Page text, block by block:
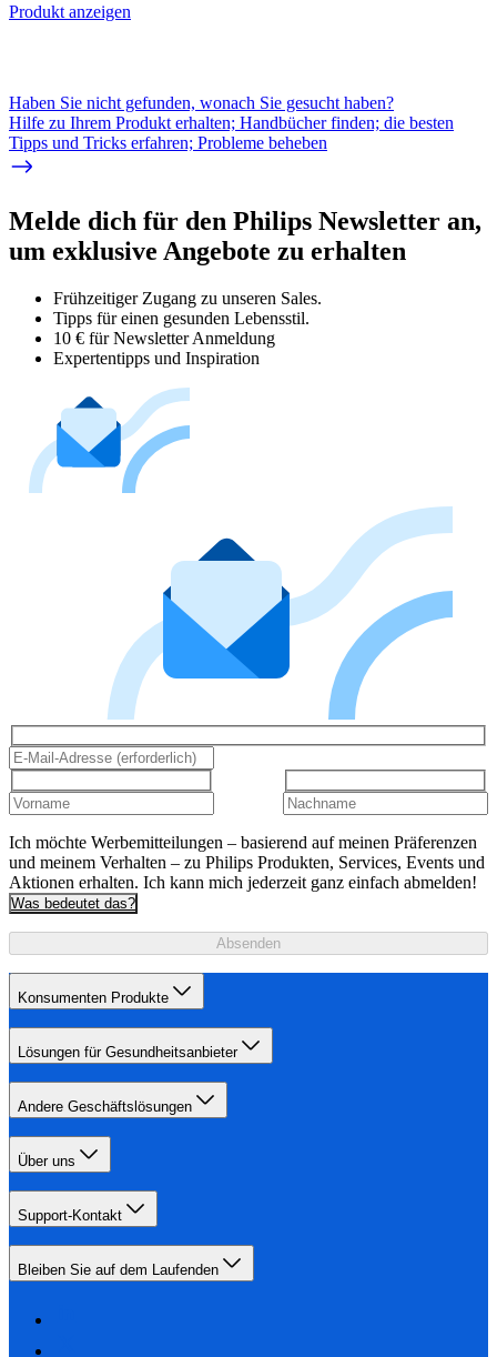
Produkt anzeigen
Haben Sie nicht gefunden, wonach Sie gesucht haben?
Hilfe zu Ihrem Produkt erhalten; Handbücher finden; die besten
Tipps und Tricks erfahren; Probleme beheben
Melde dich für den Philips Newsletter an,
um exklusive Angebote zu erhalten
Frühzeitiger Zugang zu unseren Sales.
Tipps für einen gesunden Lebensstil.
10 € für Newsletter Anmeldung
Expertentipps und Inspiration
Ich möchte Werbemitteilungen – basierend auf meinen Präferenzen
und meinem Verhalten – zu Philips Produkten, Services, Events und
Aktionen erhalten. Ich kann mich jederzeit ganz einfach abmelden!
Was bedeutet das?
Absenden
Konsumenten Produkte
Lösungen für Gesundheitsanbieter
Andere Geschäftslösungen
Über uns
Support-Kontakt
Bleiben Sie auf dem Laufenden